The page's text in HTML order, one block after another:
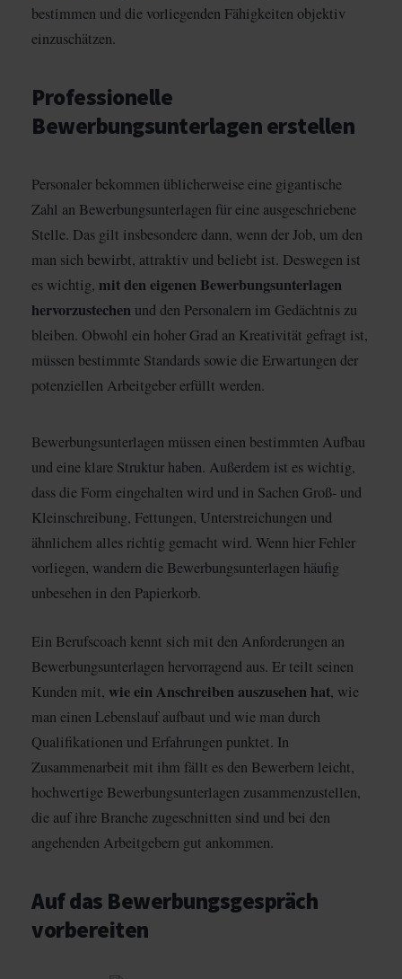
bestimmen und die vorliegenden Fähigkeiten objektiv
einzuschätzen.
Professionelle
Bewerbungsunterlagen erstellen
Personaler bekommen üblicherweise eine gigantische
Zahl an Bewerbungsunterlagen für eine ausgeschriebene
Stelle. Das gilt insbesondere dann, wenn der Job, um den
man sich bewirbt, attraktiv und beliebt ist. Deswegen ist
es wichtig, mit den eigenen Bewerbungsunterlagen
hervorzustechen und den Personalern im Gedächtnis zu
bleiben. Obwohl ein hoher Grad an Kreativität gefragt ist,
müssen bestimmte Standards sowie die Erwartungen der
potenziellen Arbeitgeber erfüllt werden.
Bewerbungsunterlagen müssen einen bestimmten Aufbau
und eine klare Struktur haben. Außerdem ist es wichtig,
dass die Form eingehalten wird und in Sachen Groß- und
Kleinschreibung, Fettungen, Unterstreichungen und
ähnlichem alles richtig gemacht wird. Wenn hier Fehler
vorliegen, wandern die Bewerbungsunterlagen häufig
unbesehen in den Papierkorb.
Ein Berufscoach kennt sich mit den Anforderungen an
Bewerbungsunterlagen hervorragend aus. Er teilt seinen
Kunden mit, wie ein Anschreiben auszusehen hat, wie
man einen Lebenslauf aufbaut und wie man durch
Qualifikationen und Erfahrungen punktet. In
Zusammenarbeit mit ihm fällt es den Bewerbern leicht,
hochwertige Bewerbungsunterlagen zusammenzustellen,
die auf ihre Branche zugeschnitten sind und bei den
angehenden Arbeitgebern gut ankommen.
Auf das Bewerbungsgespräch
vorbereiten